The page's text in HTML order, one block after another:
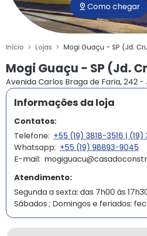
Como chegar
Início Lojas Mogi Guaçu - SP (Jd.
Mogi Guaçu - SP (Jd.
Avenida Carlos Braga de Faria, 242
Informações da loja
Contatos:
Telefone: +55 (19) 3818-3516 |
Whatsapp: +55 (19) 98893-9045
E-mail:
Atendimento:
Segunda a sexta: das 7h00 às
Sábados ; Domingos e feriados: